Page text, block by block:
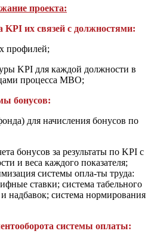
проекта:
KPI их связей с должностями:
профилей;
KPI для каждой должности в
процесса МВО;
бонусов:
для начисления бонусов по
бонусов за результаты по KPI с
и веса каждого показателя;
системы опла-ты труда:
ставки; система табельного
и надбавок; система нормирования
системы оплаты: